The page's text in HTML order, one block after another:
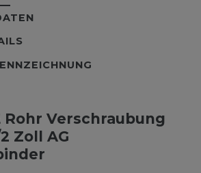
Rohr Verschraubung
Zoll AG